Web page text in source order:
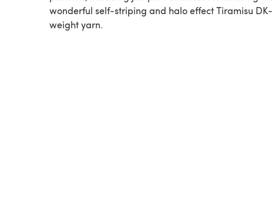
wonderful self-striping and halo effect Tiramisu DK-
weight yarn.